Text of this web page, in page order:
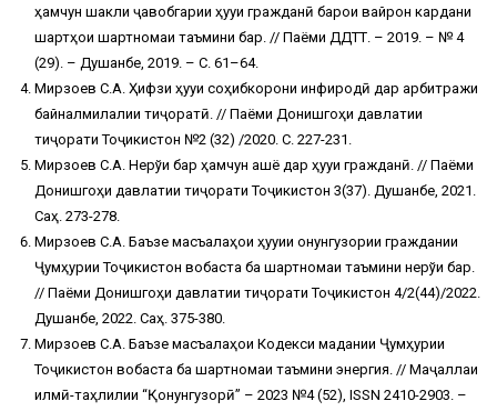
ҳамчун шакли ҷавобгарии ҳуқуқи гражданӣ барои вайрон кардани
шартҳои шартномаи таъмини барқ. // Паёми ДДТТ. – 2019. – № 4
(29). – Душанбе, 2019. – С. 61–64.
Мирзоев С.А. Ҳифзи ҳуқуқи соҳибкорони инфиродӣ дар арбитражи
байналмилалии тиҷоратӣ. // Паёми Донишгоҳи давлатии
тиҷорати Тоҷикистон №2 (32) /2020. С. 227-231.
Мирзоев С.А. Нерўи барқ ҳамчун ашё дар ҳуқуқи гражданӣ. // Паёми
Донишгоҳи давлатии тиҷорати Тоҷикистон 3(37). Душанбе, 2021.
Саҳ. 273-278.
Мирзоев С.А. Баъзе масъалаҳои ҳуқуқии қонунгузории граждании
Ҷумҳурии Тоҷикистон вобаста ба шартномаи таъмини нерўи барқ.
// Паёми Донишгоҳи давлатии тиҷорати Тоҷикистон 4/2(44)/2022.
Душанбе, 2022. Саҳ. 375-380.
Мирзоев С.А. Баъзе масъалаҳои Кодекси мадании Ҷумҳурии
Тоҷикистон вобаста ба шартномаи таъмини энергия. // Маҷаллаи
илмӣ-таҳлилии “Қонунгузорӣ” – 2023 №4 (52), ISSN 2410-2903. –